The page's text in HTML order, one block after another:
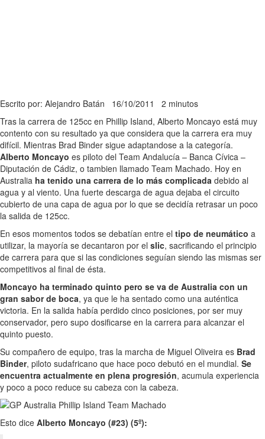
Escrito por: Alejandro Batán 16/10/2011 2 minutos
Tras la carrera de 125cc en Phillip Island, Alberto Moncayo está muy
contento con su resultado ya que considera que la carrera era muy
difícil. Mientras Brad Binder sigue adaptandose a la categoría.
Alberto Moncayo es piloto del Team Andalucía – Banca Cívica –
Diputación de Cádiz, o tambien llamado Team Machado. Hoy en
Australia ha tenido una carrera de lo más complicada debido al
agua y al viento. Una fuerte descarga de agua dejaba el circuito
cubierto de una capa de agua por lo que se decidía retrasar un poco
la salida de 125cc.
En esos momentos todos se debatían entre el tipo de neumático a
utilizar, la mayoría se decantaron por el slic, sacrificando el principio
de carrera para que si las condiciones seguían siendo las mismas ser
competitivos al final de ésta.
Moncayo ha terminado quinto pero se va de Australia con un
gran sabor de boca, ya que le ha sentado como una auténtica
victoria. En la salida había perdido cinco posiciones, por ser muy
conservador, pero supo dosificarse en la carrera para alcanzar el
quinto puesto.
Su compañero de equipo, tras la marcha de Miguel Oliveira es Brad
Binder, piloto sudafricano que hace poco debutó en el mundial. Se
encuentra actualmente en plena progresión, acumula experiencia
y poco a poco reduce su cabeza con la cabeza.
Esto dice Alberto Moncayo (#23) (5º):